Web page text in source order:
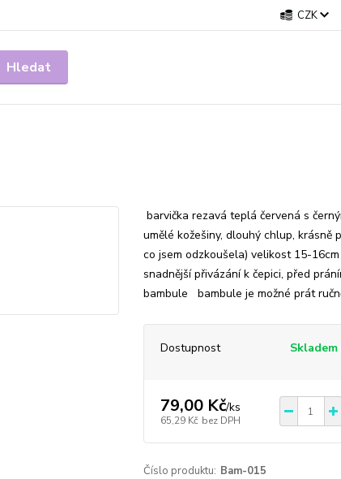
CZK
Hledat
barvička rezavá teplá červená s
umělé kožešiny, dlouhý chlup, krásně
co jsem odzkoušela) velikost 15-
snadnější přivázání k čepici, před
bambule bambule je možné prát
Dostupnost Skladem
79,00 Kč/ks
65,29 Kč bez DPH
Číslo produktu: Bam-015